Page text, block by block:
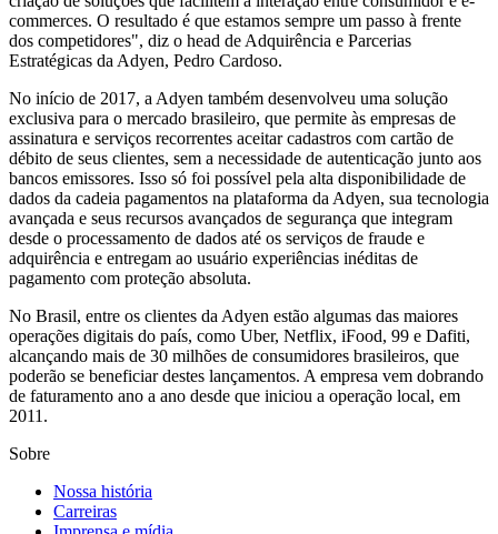
commerces. O resultado é que estamos sempre um passo à frente
dos competidores", diz o head de Adquirência e Parcerias
Estratégicas da Adyen, Pedro Cardoso.
No início de 2017, a Adyen também desenvolveu uma solução
exclusiva para o mercado brasileiro, que permite às empresas de
assinatura e serviços recorrentes aceitar cadastros com cartão de
débito de seus clientes, sem a necessidade de autenticação junto aos
bancos emissores. Isso só foi possível pela alta disponibilidade de
dados da cadeia pagamentos na plataforma da Adyen, sua tecnologia
avançada e seus recursos avançados de segurança que integram
desde o processamento de dados até os serviços de fraude e
adquirência e entregam ao usuário experiências inéditas de
pagamento com proteção absoluta.
No Brasil, entre os clientes da Adyen estão algumas das maiores
operações digitais do país, como Uber, Netflix, iFood, 99 e Dafiti,
alcançando mais de 30 milhões de consumidores brasileiros, que
poderão se beneficiar destes lançamentos. A empresa vem dobrando
de faturamento ano a ano desde que iniciou a operação local, em
2011.
Sobre
Nossa história
Carreiras